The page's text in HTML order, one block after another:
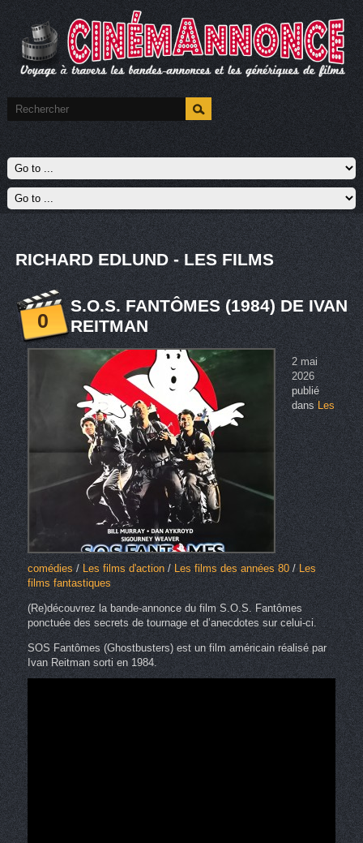
RICHARD EDLUND - LES FILMS
0
S.O.S. FANTÔMES (1984) DE IVAN
REITMAN
2 mai
2026
publié
dansLes
comédies/ Les films d'action/ Les films des années 80/Les
films fantastiques
(Re)découvrez la bande-annonce du film S.O.S. Fantômes
ponctuée des secrets de tournage et d’anecdotes sur celui-ci.
SOS Fantômes (Ghostbusters) est un film américain réalisé par
Ivan Reitman sorti en 1984.